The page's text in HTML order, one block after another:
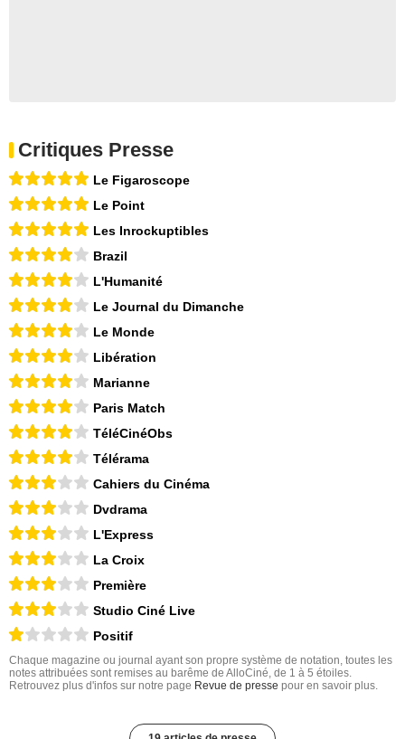
Critiques Presse
Le Figaroscope
Le Point
Les Inrockuptibles
Brazil
L'Humanité
Le Journal du Dimanche
Le Monde
Libération
Marianne
Paris Match
TéléCinéObs
Télérama
Cahiers du Cinéma
Dvdrama
L'Express
La Croix
Première
Studio Ciné Live
Positif
Chaque magazine ou journal ayant son propre système de notation, toutes les
notes attribuées sont remises au barême de AlloCiné, de 1 à 5 étoiles.
Retrouvez plus d'infos sur notre page Revue de presse pour en savoir plus.